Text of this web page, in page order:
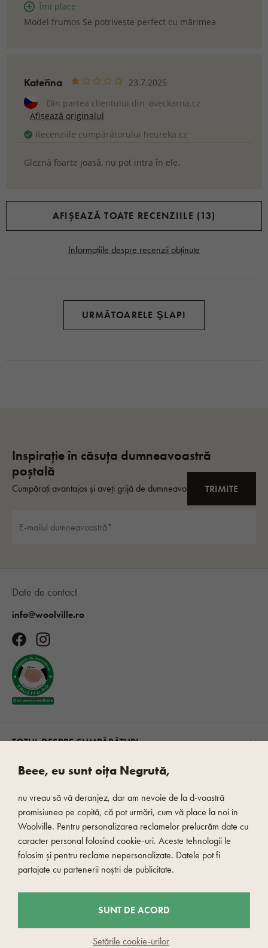
Îmi place
Model frumos Se potrivește perfect cu mărimea
Kateřina
23.7.2025
Din partea clientului din oveckarna.cz
Afișează originalul
Recenziile cumpărătorului heureka.cz
Gleznă foarte joasă, nu pot intra în ele.
AFIȘEAZĂ TOATE RECENZIILE (13)
Informațiile despre recenzii obținute
URMĂTOARELE ŞLAPI
Oița are grijă de disponibilitate
Date de contact
info@woolville.ro
TOTUL DESPRE CUMPĂRĂTURI
WOOLVILLE
OPȚIUNI DE TRANSPORT
PLATĂ RAPIDĂ ȘI SIGURĂ
Beee, eu sunt oița Negrută,
nu vreau să vă deranjez, dar am nevoie de la d-voastră
promisiunea pe copită, că pot urmări, cum vă place la noi în
Woolville. Pentru personalizarea reclamelor prelucrăm date cu
caracter personal folosind cookie-uri. Aceste tehnologii le
folosim și pentru reclame nepersonalizate. Datele pot fi
partajate cu partenerii noștri de publicitate.
Setările cookie-urilor
SUNT DE ACORD